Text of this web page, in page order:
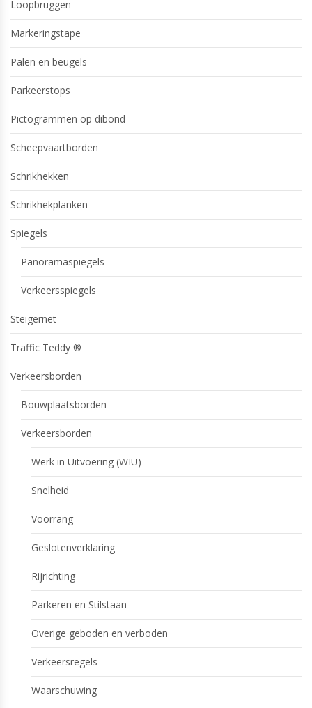
Loopbruggen
Markeringstape
Palen en beugels
Parkeerstops
Pictogrammen op dibond
Scheepvaartborden
Schrikhekken
Schrikhekplanken
Spiegels
Panoramaspiegels
Verkeersspiegels
Steigernet
Traffic Teddy ®
Verkeersborden
Bouwplaatsborden
Verkeersborden
Werk in Uitvoering (WIU)
Snelheid
Voorrang
Geslotenverklaring
Rijrichting
Parkeren en Stilstaan
Overige geboden en verboden
Verkeersregels
Waarschuwing